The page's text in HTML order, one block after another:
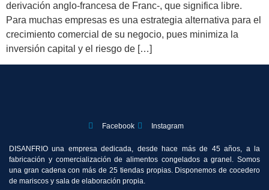
derivación anglo-francesa de Franc-, que significa libre.
Para muchas empresas es una estrategia alternativa para el
crecimiento comercial de su negocio, pues minimiza la
inversión capital y el riesgo de […]
Facebook Instagram
DISANFRIO una empresa dedicada, desde hace más de 45 años, a la
fabricación y comercialización de alimentos congelados a granel. Somos
una gran cadena con más de 25 tiendas propias. Disponemos de cocedero
de mariscos y sala de elaboración propia.